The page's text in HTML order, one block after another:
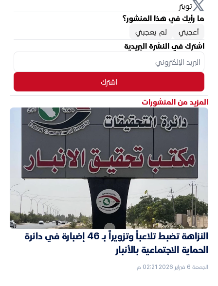
تويتر
ما رأيك في هذا المنشور؟
أعجبني
لم يعجبني
اشترك في النشرة البريدية
اشترك
المزيد من المنشورات
النزاهة تضبط تلاعباً وتزويراً بـ 46 إضبارة في دائرة
الحماية الاجتماعية بالأنبار
الجمعة 6 فبراير 2026 02:21 م